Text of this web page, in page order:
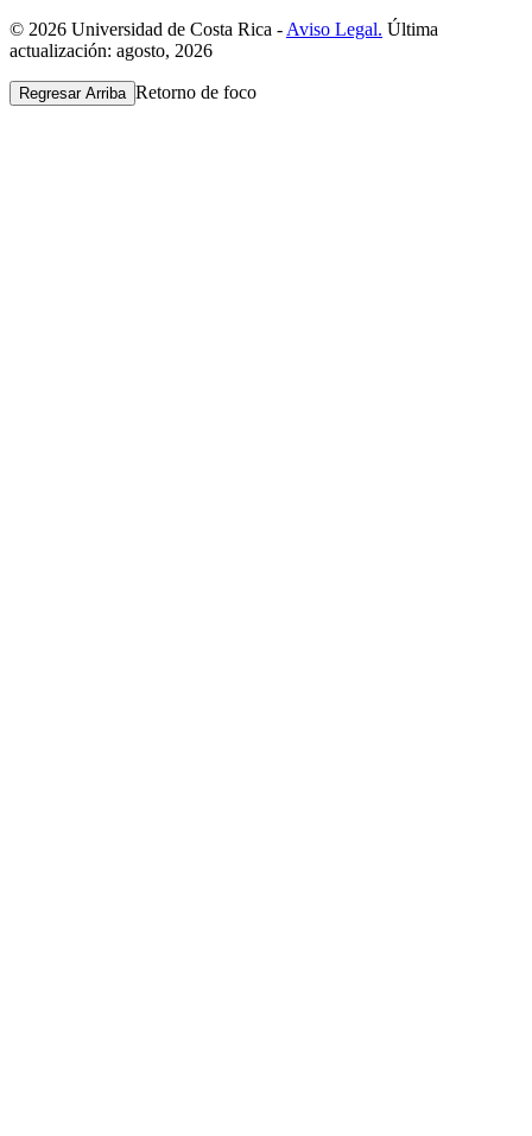
© 2026 Universidad de Costa Rica - Aviso Legal. Última
actualización: agosto, 2026
Regresar Arriba Retorno de foco